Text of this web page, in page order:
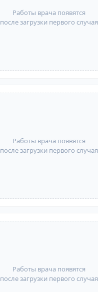
Работы врача появятся
после загрузки первого случая
Работы врача появятся
после загрузки первого случая
Работы врача появятся
после загрузки первого случая